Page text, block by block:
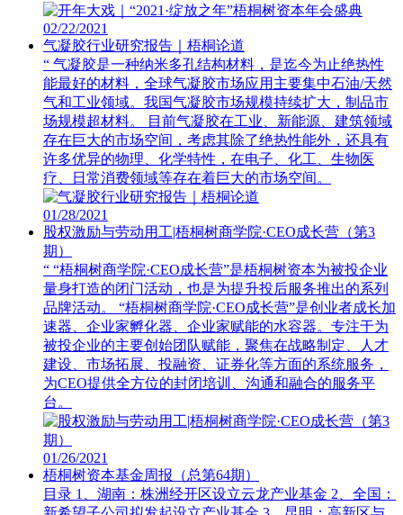
02/22/2021
气凝胶行业研究报告｜梧桐论道
“ 气凝胶是一种纳米多孔结构材料，是迄今为止绝热性
能最好的材料，全球气凝胶市场应用主要集中石油/天然
气和工业领域。我国气凝胶市场规模持续扩大，制品市
场规模超材料。 目前气凝胶在工业、新能源、建筑领域
存在巨大的市场空间，考虑其除了绝热性能外，还具有
许多优异的物理、化学特性，在电子、化工、生物医
疗、日常消费领域等存在着巨大的市场空间。
01/28/2021
股权激励与劳动用工|梧桐树商学院·CEO成长营（第3
期）
“ “梧桐树商学院·CEO成长营”是梧桐树资本为被投企业
量身打造的闭门活动，也是为提升投后服务推出的系列
品牌活动。 “梧桐树商学院·CEO成长营”是创业者成长加
速器、企业家孵化器、企业家赋能的水容器。专注于为
被投企业的主要创始团队赋能，聚焦在战略制定、人才
建设、市场拓展、投融资、证券化等方面的系统服务，
为CEO提供全方位的封闭培训、沟通和融合的服务平
台。
01/26/2021
梧桐树资本基金周报（总第64期）
目录 1、湖南：株洲经开区设立云龙产业基金 2、全国：